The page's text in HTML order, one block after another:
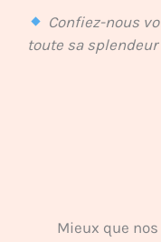
Confiez-nous
toute sa
Mieux que